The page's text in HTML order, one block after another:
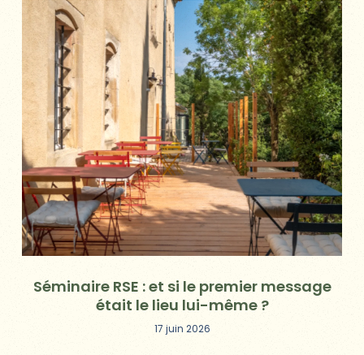
Séminaire RSE : et si le premier message
était le lieu lui-même ?
17 juin 2026